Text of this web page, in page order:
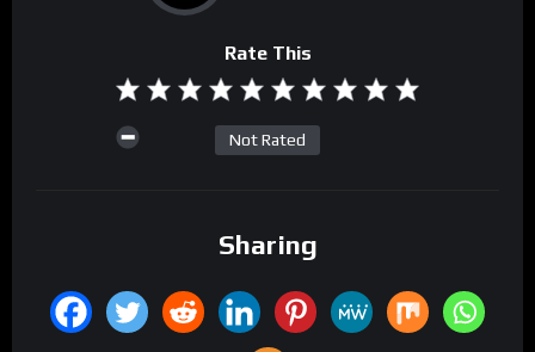
Rate This
Not Rated
Sharing